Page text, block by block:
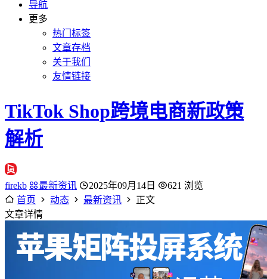
导航
更多
热门标签
文章存档
关于我们
友情链接
TikTok Shop跨境电商新政策
解析
firekb 最新资讯 2025年09月14日
621 浏览
首页
动态 最新资讯
正文
文章详情